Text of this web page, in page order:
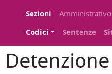
Sezioni
Amministrativo
Codici
Sentenze